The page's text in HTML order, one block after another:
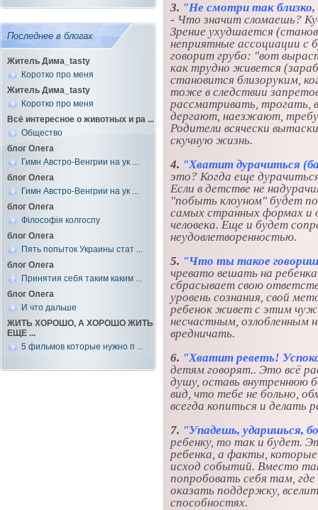
Последнее в блогах
Житель Дима_tasty
Коротко про меня
Житель Дима_tasty
Коротко про меня
Всё интересное о животных и ра ...
Общество
блог Олега
Гимн Австро-Венгрии на ук ...
блог Олега
Гимн Австро-Венгрии на ук ...
блог Олега
Філософія колгоспу
блог Олега
Пять попыток Украины стат ...
блог Олега
Принятия себя таким каким ...
блог Олега
И что дальше
ЖИТЬ ХОРОШО, А ХОРОШО ЖИТЬ
ЕЩЕ ...
5 фильмов которые нужно п ...
3. "Не смотри так близко,
- Что значит сломаешь?
Зрение ухудшается
неприятные ассоциации с
говорит грубо: "вот
как трудно живется
становится близоруким,
тоже в следствии
рассматривать, трогать,
дергают, наезжают,
Родители всячески
скучную жизнь.
4. "Хватит дурачиться
это? Когда еще
Если в детстве не
"побыть клоуном" будет
самых странных формах и
человека. Еще и будет
неудовлетворенностью.
5. "Что ты такое
чревато вешать на
сбрасывает свою
уровень сознания, свой
ребенок живет с этим
несчастным, озлобленным
вредничать.
6. "Хватит реветь!
детям говорят.. Это всё
душу, оставь внутреннюю
вид, что тебе не больно,
всегда копиться и делать
7. "Упадешь, ударишься,
ребенку, то так и будет.
ребенка, а факты,
исход событий. Вместо
попробовать себя там,
оказать поддержку,
способностях.